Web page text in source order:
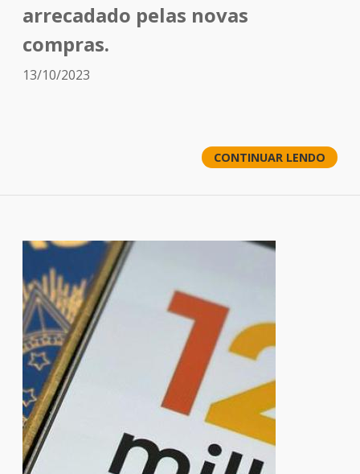
arrecadado pelas novas
compras.
13/10/2023
CONTINUAR LENDO